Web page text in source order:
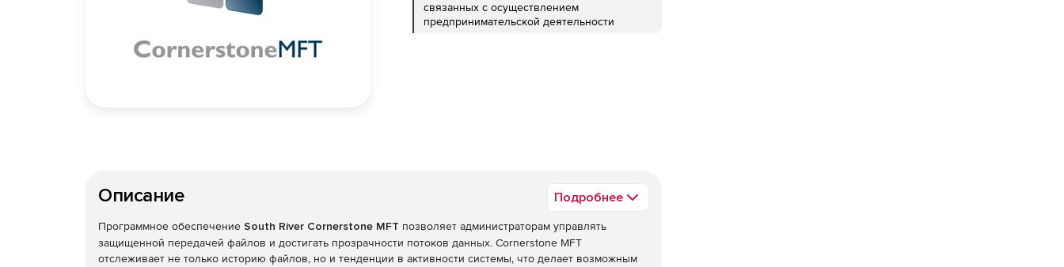
связанных с осуществлением
предпринимательской деятельности
Описание Подробнее
Программное обеспечение South River Cornerstone MFT позволяет администраторам управлять
защищенной передачей файлов и достигать прозрачности потоков данных. Cornerstone MFT
отслеживает не только историю файлов, но и тенденции в активности системы, что делает возможным